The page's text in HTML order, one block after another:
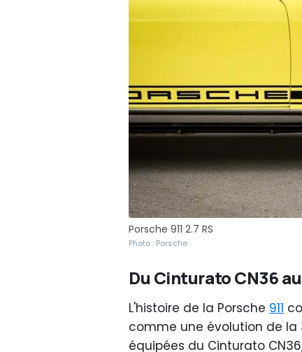
Porsche 911 2.7 RS
Photo : Porsche
Du Cinturato CN36
L'histoire de la Porsche 911
comme une évolution de la
équipées du Cinturato